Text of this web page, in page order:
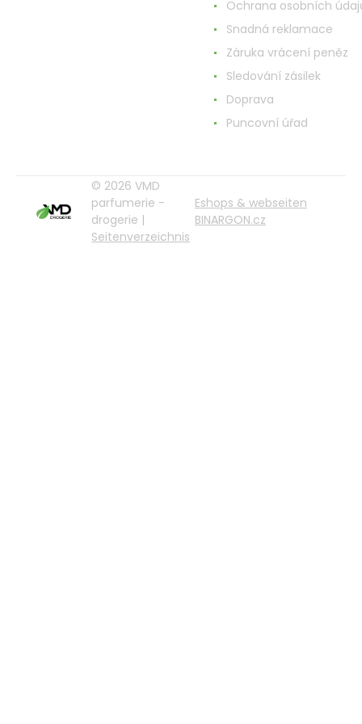
Ochrana osobních
Snadná reklamace
Záruka vrácení peněz
Sledování zásilek
Doprava
Puncovní úřad
© 2026 VMD
parfumerie -
drogerie |
Seitenverzeichnis
Eshops & webseiten
BINARGON.cz